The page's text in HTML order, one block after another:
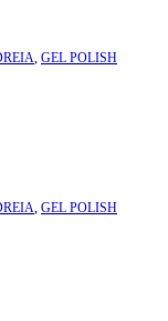
, GEL POLISH
, GEL POLISH